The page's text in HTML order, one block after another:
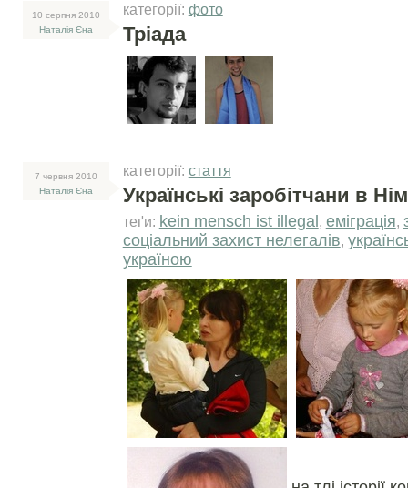
10 серпня 2010
Наталія Єна
категорії: фото
Тріада
7 червня 2010
Наталія Єна
категорії: стаття
Українські заробітчани в
теґи: kein mensch ist illegal , еміграція,
соціальний захист нелегалів,
україною